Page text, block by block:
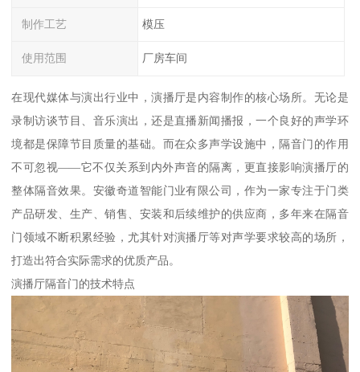
制作工艺 模压
使用范围 厂房车间
在现代媒体与演出行业中，演播厅是内容制作的核心场所。无论是
录制访谈节目、音乐演出，还是直播新闻播报，一个良好的声学环
境都是保障节目质量的基础。而在众多声学设施中，隔音门的作用
不可忽视——它不仅关系到内外声音的隔离，更直接影响演播厅的
整体隔音效果。安徽奇道智能门业有限公司，作为一家专注于门类
产品研发、生产、销售、安装和后续维护的供应商，多年来在隔音
门领域不断积累经验，尤其针对演播厅等对声学要求较高的场所，
打造出符合实际需求的优质产品。
演播厅隔音门的技术特点